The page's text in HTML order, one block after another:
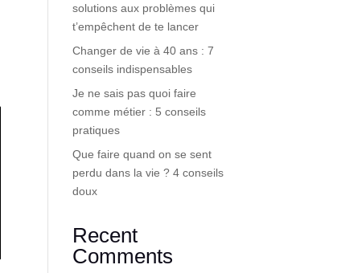
solutions aux problèmes qui
t’empêchent de te lancer
Changer de vie à 40 ans : 7
conseils indispensables
Je ne sais pas quoi faire
comme métier : 5 conseils
pratiques
Que faire quand on se sent
perdu dans la vie ? 4 conseils
doux
Recent
Comments